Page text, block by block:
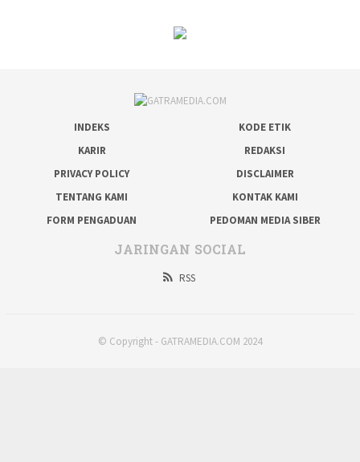
INDEKS
KODE ETIK
KARIR
REDAKSI
PRIVACY POLICY
DISCLAIMER
TENTANG KAMI
KONTAK KAMI
FORM PENGADUAN
PEDOMAN MEDIA SIBER
JARINGAN SOCIAL
RSS
© Copyright - GATRAMEDIA.COM 2024